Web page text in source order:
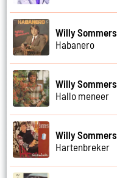
Willy Sommers
Habanero
Willy Sommers
Hallo meneer
Willy Sommers
Hartenbreker